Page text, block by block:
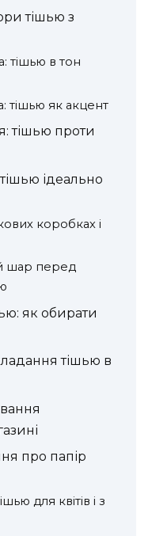
тішью з
тішью в тон
тішью як акцент
тішью проти
ідеально
коробках і
шар перед
як обирати
тішью в
про папір
для квітів і з